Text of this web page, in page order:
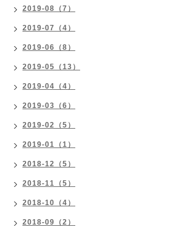
2019-08（7）
2019-07（4）
2019-06（8）
2019-05（13）
2019-04（4）
2019-03（6）
2019-02（5）
2019-01（1）
2018-12（5）
2018-11（5）
2018-10（4）
2018-09（2）